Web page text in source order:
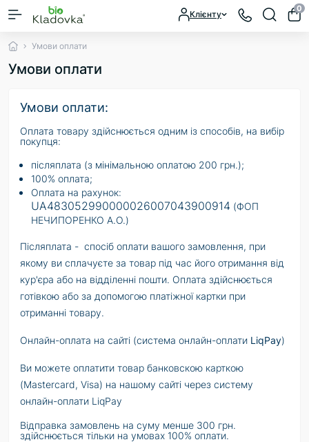
Клієнту
0
Умови оплати
Умови оплати
Умови оплати:
Оплата товару здійснюється одним із способів, на вибір
покупця:
післяплата (з мінімальною оплатою 200 грн.);
100% оплата;
Оплата на рахунок:
UA483052990000026007043900914 (ФОП
НЕЧИПОРЕНКО А.О.)
Післяплата - спосіб оплати вашого замовлення, при
якому ви сплачуєте за товар під час його отримання від
кур'єра або на відділенні пошти. Оплата здійснюється
готівкою або за допомогою платіжної картки при
отриманні товару.
Онлайн-оплата на сайті (система онлайн-оплати LiqPay)
Ви можете оплатити товар банковскою карткою
(Mastercard, Visa) на нашому сайті через систему
онлайн-оплати LiqPay
Відправка замовлень на суму менше 300 грн.
здійснюється тільки на умовах 100% оплати.